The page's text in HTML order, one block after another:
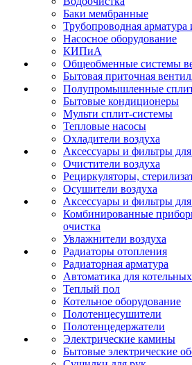
Баки мембранные
Трубопроводная арматура
Насосное оборудование
КИПиА
Общеобменные системы
Бытовая приточная
Полупромышленные
Бытовые кондиционеры
Мульти сплит-системы
Тепловые насосы
Охладители воздуха
Аксессуары и фильтры
Очистители воздуха
Рециркуляторы,
Осушители воздуха
Аксессуары и фильтры
Комбинированные
очистка
Увлажнители воздуха
Радиаторы отопления
Радиаторная арматура
Автоматика для котельных
Теплый пол
Котельное оборудование
Полотенцесушители
Полотенцедержатели
Электрические камины
Бытовые электрические